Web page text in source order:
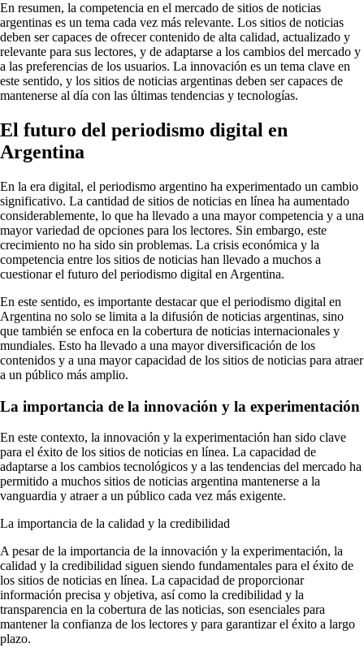
En resumen, la competencia en el mercado de sitios de noticias
argentinas es un tema cada vez más relevante. Los sitios de noticias
deben ser capaces de ofrecer contenido de alta calidad, actualizado y
relevante para sus lectores, y de adaptarse a los cambios del mercado y
a las preferencias de los usuarios. La innovación es un tema clave en
este sentido, y los sitios de noticias argentinas deben ser capaces de
mantenerse al día con las últimas tendencias y tecnologías.
El futuro del periodismo digital en
Argentina
En la era digital, el periodismo argentino ha experimentado un cambio
significativo. La cantidad de sitios de noticias en línea ha aumentado
considerablemente, lo que ha llevado a una mayor competencia y a una
mayor variedad de opciones para los lectores. Sin embargo, este
crecimiento no ha sido sin problemas. La crisis económica y la
competencia entre los sitios de noticias han llevado a muchos a
cuestionar el futuro del periodismo digital en Argentina.
En este sentido, es importante destacar que el periodismo digital en
Argentina no solo se limita a la difusión de noticias argentinas, sino
que también se enfoca en la cobertura de noticias internacionales y
mundiales. Esto ha llevado a una mayor diversificación de los
contenidos y a una mayor capacidad de los sitios de noticias para atraer
a un público más amplio.
La importancia de la innovación y la experimentación
En este contexto, la innovación y la experimentación han sido clave
para el éxito de los sitios de noticias en línea. La capacidad de
adaptarse a los cambios tecnológicos y a las tendencias del mercado ha
permitido a muchos sitios de noticias argentina mantenerse a la
vanguardia y atraer a un público cada vez más exigente.
La importancia de la calidad y la credibilidad
A pesar de la importancia de la innovación y la experimentación, la
calidad y la credibilidad siguen siendo fundamentales para el éxito de
los sitios de noticias en línea. La capacidad de proporcionar
información precisa y objetiva, así como la credibilidad y la
transparencia en la cobertura de las noticias, son esenciales para
mantener la confianza de los lectores y para garantizar el éxito a largo
plazo.